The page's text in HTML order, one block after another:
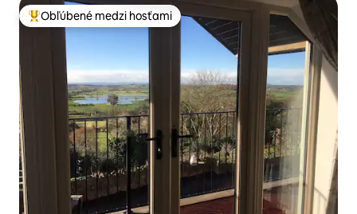
Najobľúbenejšie medzi hosťami
Obľúbené medzi hosťami